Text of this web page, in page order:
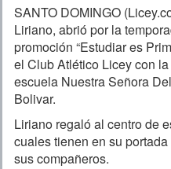
SANTO DOMINGO
Liriano, abrió por la
promoción “Estudiar es
el Club Atlético Licey con
escuela Nuestra Señora
Bolivar.
Liriano regaló al centro de
cuales tienen en su
sus compañeros.